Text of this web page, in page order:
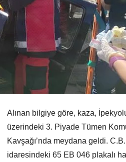
Alınan bilgiye göre, kaza,
üzerindeki 3. Piyade Tümen
Kavşağı’nda meydana geldi. C.B.
idaresindeki 65 EB 046 plakalı